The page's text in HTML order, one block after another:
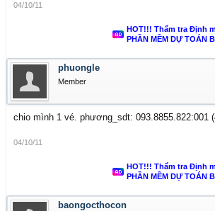
04/10/11
HOT!!! Thẩm tra Định
PHẦN MỀM DỰ TOÁN
phuongle
Member
chio mình 1 vé. phương_sdt: 093.8855.822:001
04/10/11
HOT!!! Thẩm tra Định
PHẦN MỀM DỰ TOÁN
baongocthocon